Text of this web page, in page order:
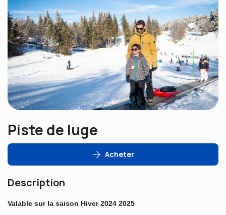
Piste de luge
Acheter
Description
Valable sur la saison Hiver 2024 2025